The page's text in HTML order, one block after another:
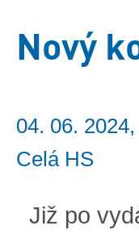
Nový
04. 06.
Celá HS
Již po